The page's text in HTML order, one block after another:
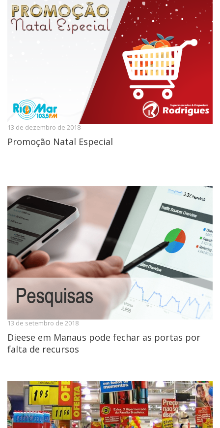
13 de dezembro de 2018
Promoção Natal Especial
13 de setembro de 2018
Dieese em Manaus pode fechar as portas por
falta de recursos